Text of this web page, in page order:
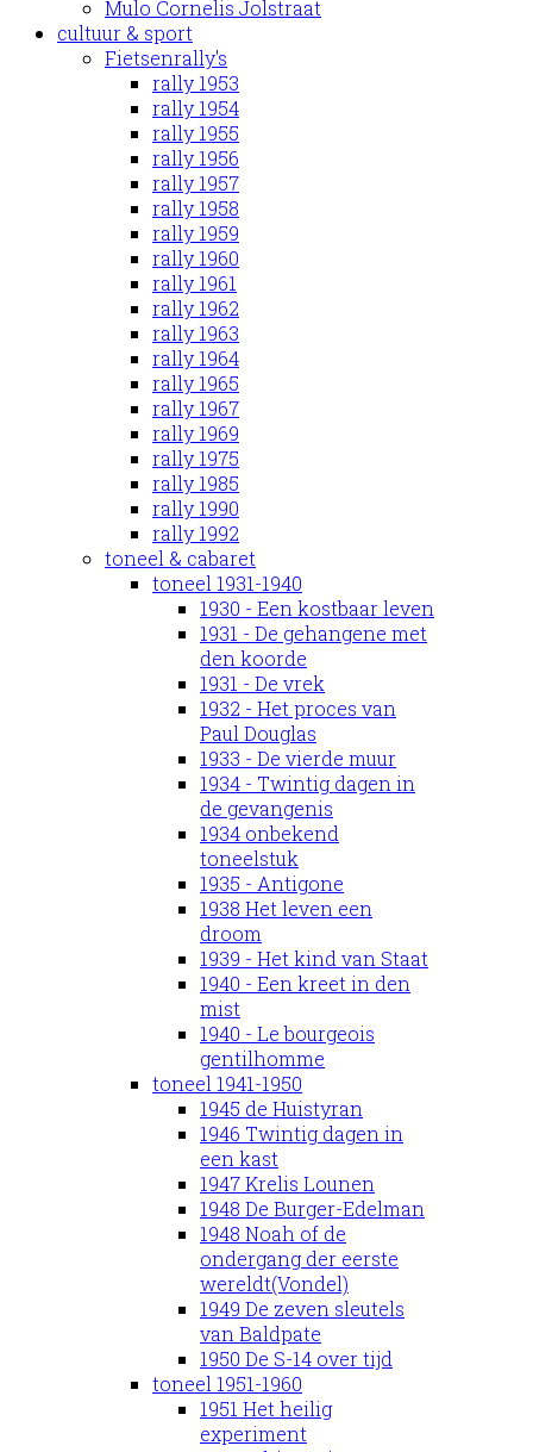
Mulo Cornelis Jolstraat
cultuur & sport
Fietsenrally's
rally 1953
rally 1954
rally 1955
rally 1956
rally 1957
rally 1958
rally 1959
rally 1960
rally 1961
rally 1962
rally 1963
rally 1964
rally 1965
rally 1967
rally 1969
rally 1975
rally 1985
rally 1990
rally 1992
toneel & cabaret
toneel 1931-1940
1930 - Een kostbaar leven
1931 - De gehangene met
den koorde
1931 - De vrek
1932 - Het proces van
Paul Douglas
1933 - De vierde muur
1934 - Twintig dagen in
de gevangenis
1934 onbekend
toneelstuk
1935 - Antigone
1938 Het leven een
droom
1939 - Het kind van Staat
1940 - Een kreet in den
mist
1940 - Le bourgeois
gentilhomme
toneel 1941-1950
1945 de Huistyran
1946 Twintig dagen in
een kast
1947 Krelis Lounen
1948 De Burger-Edelman
1948 Noah of de
ondergang der eerste
wereldt(Vondel)
1949 De zeven sleutels
van Baldpate
1950 De S-14 over tijd
toneel 1951-1960
1951 Het heilig
experiment